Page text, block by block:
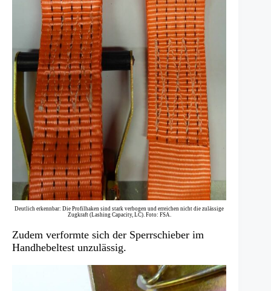
Deutlich erkennbar: Die Profilhaken sind stark verbogen und erreichen nicht die zulässige
Zugkraft (Lashing Capacity, LC). Foto: FSA.
Zudem verformte sich der Sperrschieber im
Handhebeltest unzulässig.